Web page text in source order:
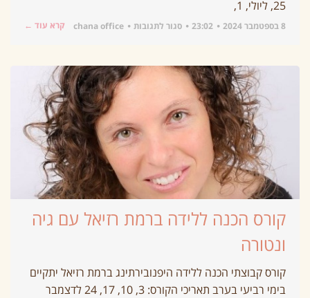
25, ליולי, 1,
8 בספטמבר 2024 23:02 סגור לתגובות chana office קרא עוד ←
קורס הכנה ללידה ברמת רזיאל עם גיה
ונטורה
קורס קבוצתי הכנה ללידה היפנובירתינג ברמת רזיאל יתקיים
בימי רביעי בערב תאריכי הקורס: 3, 10, 17, 24 לדצמבר